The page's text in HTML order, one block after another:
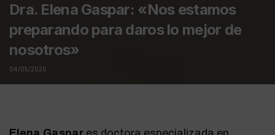
Dra. Elena Gaspar: «Nos estamos
preparando para daros lo mejor de
nosotros»
04/05/2020